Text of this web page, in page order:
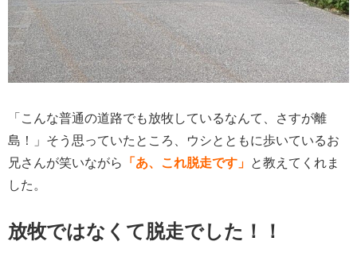
「こんな普通の道路でも放牧しているなんて、さすが離
島！」そう思っていたところ、ウシとともに歩いているお
兄さんが笑いながら
「あ、これ脱走です」 と教えてくれま
した。
放牧ではなくて脱走でした！！